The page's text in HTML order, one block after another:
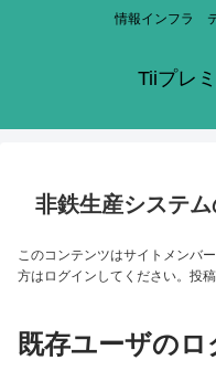
情報インフラ
Tiiプレ
非鉄生産システ
このコンテンツはサイトメンバ
方はログインしてください。投
既存ユーザのロ